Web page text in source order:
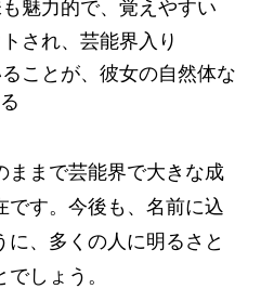
魅力的で、覚えやすい
され、芸能界入り
ことが、彼女の自然体な
ままで芸能界で大きな成
です。今後も、名前に込
、多くの人に明るさと
しょう。